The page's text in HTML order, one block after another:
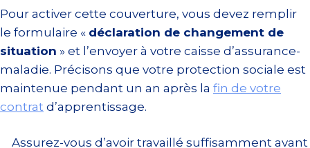
Pour activer cette couverture, vous devez remplir
le formulaire « déclaration de changement de
situation » et l’envoyer à votre caisse d’assurance-
maladie. Précisons que votre protection sociale est
maintenue pendant un an après la fin de votre
contrat d’apprentissage.
Assurez-vous d’avoir travaillé suffisamment avant